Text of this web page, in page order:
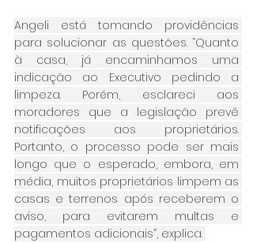
Angeli está tomando providências
para solucionar as questões. “Quanto
à casa, já encaminhamos uma
indicação ao Executivo pedindo a
limpeza. Porém, esclareci aos
moradores que a legislação prevê
notificações aos proprietários.
Portanto, o processo pode ser mais
longo que o esperado, embora, em
média, muitos proprietários limpem as
casas e terrenos após receberem o
aviso, para evitarem multas e
pagamentos adicionais”, explica.